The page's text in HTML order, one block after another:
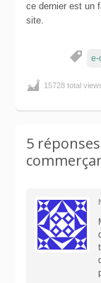
ce dernier est un
site.
e-
15728 total
5